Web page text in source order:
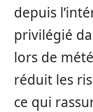
depuis
privilégié
lors de
réduit les
ce qui